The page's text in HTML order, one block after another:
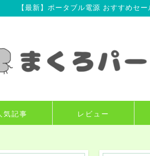
【最新】ポータブル電源 おすすめセー
気記事 レビュー